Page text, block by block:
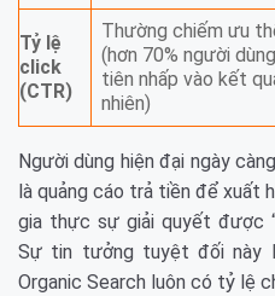
Tỷ lệ
click
(CTR)
Thường chiếm ưu
(hơn 70% người
tiên nhấp vào kết
nhiên)
Người dùng hiện đại ngày
là quảng cáo trả tiền để xuất
gia thực sự giải quyết được
Sự tin tưởng tuyệt đối này
Organic Search luôn có tỷ lệ